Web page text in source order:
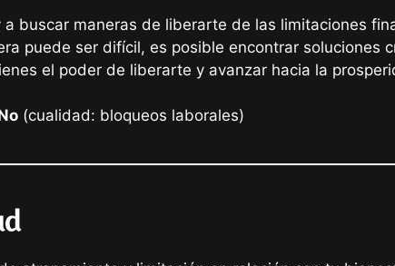
buscar maneras de liberarte de las limitaciones
puede ser difícil, es posible encontrar soluciones
el poder de liberarte y avanzar hacia la
(cualidad: bloqueos laborales)